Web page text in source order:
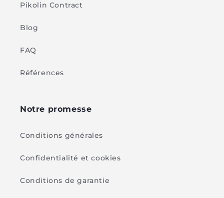
Pikolin Contract
Blog
FAQ
Références
Notre promesse
Conditions générales
Confidentialité et cookies
Conditions de garantie